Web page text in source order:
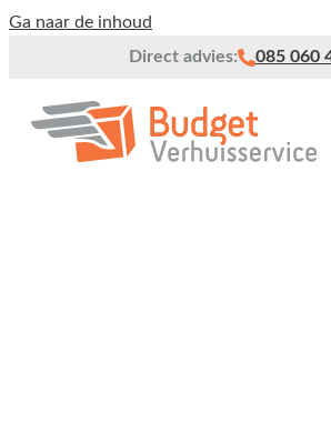
Ga naar de inhoud
Direct advies:
085 060